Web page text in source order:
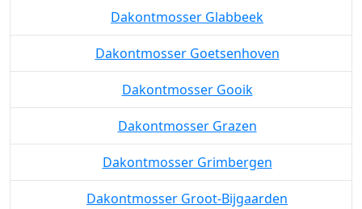
Dakontmosser Glabbeek
Dakontmosser Goetsenhoven
Dakontmosser Gooik
Dakontmosser Grazen
Dakontmosser Grimbergen
Dakontmosser Groot-Bijgaarden